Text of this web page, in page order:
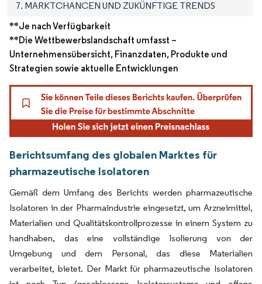
7. MARKTCHANCEN UND ZUKÜNFTIGE TRENDS
**Je nach Verfügbarkeit
**Die Wettbewerbslandschaft umfasst –
Unternehmensübersicht, Finanzdaten, Produkte und
Strategien sowie aktuelle Entwicklungen
Berichtsumfang des globalen Marktes für
pharmazeutische Isolatoren
Gemäß dem Umfang des Berichts werden pharmazeutische
Isolatoren in der Pharmaindustrie eingesetzt, um Arzneimittel,
Materialien und Qualitätskontrollprozesse in einem System zu
handhaben, das eine vollständige Isolierung von der
Umgebung und dem Personal, das diese Materialien
verarbeitet, bietet. Der Markt für pharmazeutische Isolatoren